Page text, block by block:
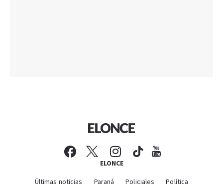
ELONCE
Últimas noticias Paraná Policiales Política